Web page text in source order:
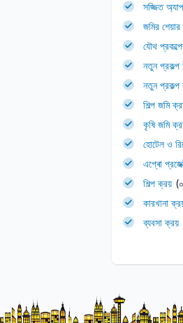
সজ্জিত
জমির
যৌথ
নতুন
নতুন প্রকল্প
শিল্প জমি
কৃষি জমি
হোটেল ও
এগ্ৰো
শিল্প ক্রয়
কারখানা
ব্যবসা ক্রয়